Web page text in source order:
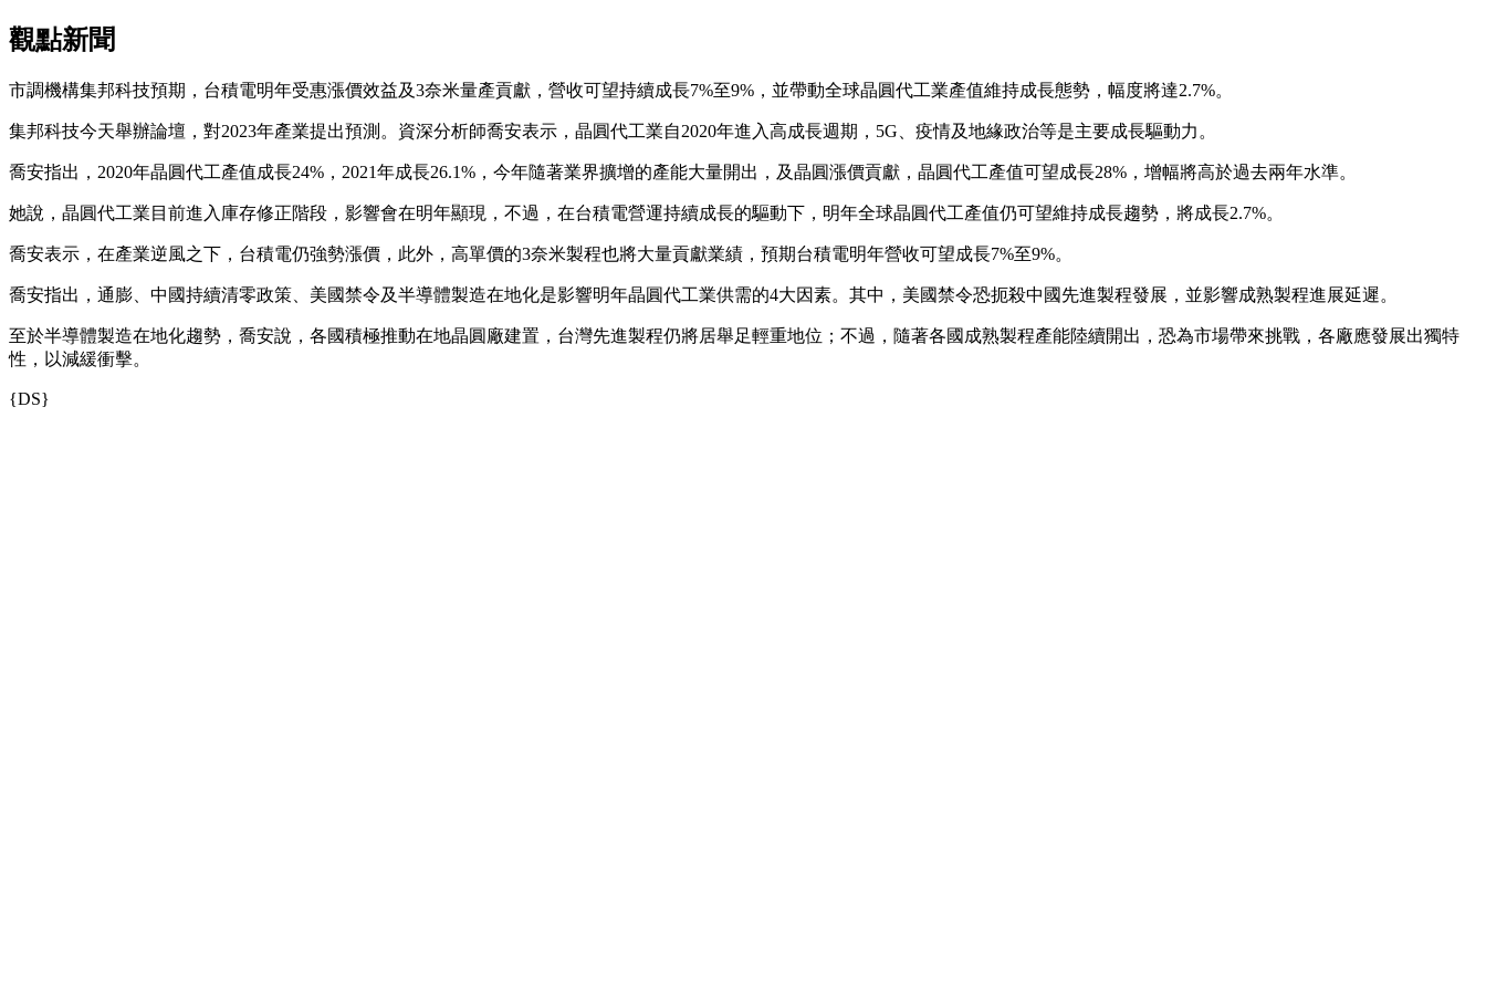
觀點新聞
市調機構集邦科技預期，台積電明年受惠漲價效益及3奈米量產貢獻，營收可望持續成長7%至9%，並帶動全球晶圓代工業產值維持成長態勢，幅度將達2.7%。
集邦科技今天舉辦論壇，對2023年產業提出預測。資深分析師喬安表示，晶圓代工業自2020年進入高成長週期，5G、疫情及地緣政治等是主要成長驅動力。
喬安指出，2020年晶圓代工產值成長24%，2021年成長26.1%，今年隨著業界擴增的產能大量開出，及晶圓漲價貢獻，晶圓代工產值可望成長28%，增幅將高於過去兩年水準。
她說，晶圓代工業目前進入庫存修正階段，影響會在明年顯現，不過，在台積電營運持續成長的驅動下，明年全球晶圓代工產值仍可望維持成長趨勢，將成長2.7%。
喬安表示，在產業逆風之下，台積電仍強勢漲價，此外，高單價的3奈米製程也將大量貢獻業績，預期台積電明年營收可望成長7%至9%。
喬安指出，通膨、中國持續清零政策、美國禁令及半導體製造在地化是影響明年晶圓代工業供需的4大因素。其中，美國禁令恐扼殺中國先進製程發展，並影響成熟製程進展延遲。
至於半導體製造在地化趨勢，喬安說，各國積極推動在地晶圓廠建置，台灣先進製程仍將居舉足輕重地位；不過，隨著各國成熟製程產能陸續開出，恐為市場帶來挑戰，各廠應發展出獨特
性，以減緩衝擊。
{DS}